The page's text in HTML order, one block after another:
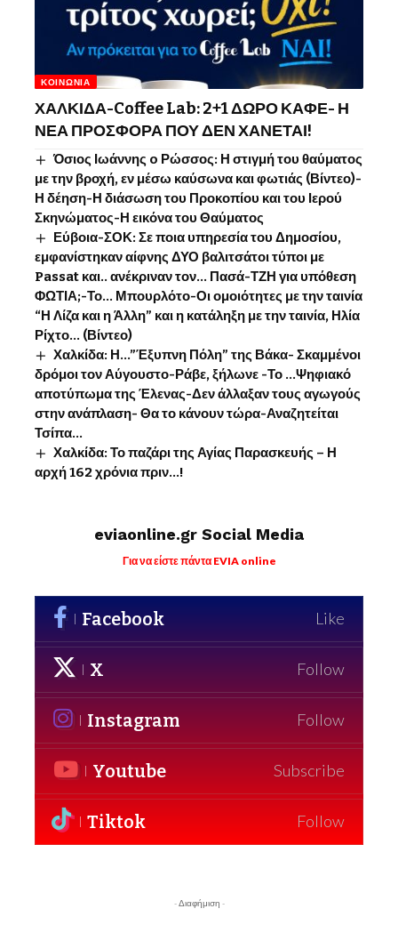
ΚΟΙΝΩΝΊΑ
ΧΑΛΚΙΔΑ-Coffee Lab: 2+1 ΔΩΡΟ ΚΑΦΕ- Η
ΝΕΑ ΠΡΟΣΦΟΡΑ ΠΟΥ ΔΕΝ ΧΑΝΕΤΑΙ!
Όσιος Ιωάννης o Ρώσσος: Η στιγμή του θαύματος
με την βροχή, εν μέσω καύσωνα και φωτιάς (Βίντεο)-
Η δέηση-Η διάσωση του Προκοπίου και του Ιερού
Σκηνώματος-Η εικόνα του Θαύματος
Εύβοια-ΣΟΚ: Σε ποια υπηρεσία του Δημοσίου,
εμφανίστηκαν αίφνης ΔΥΟ βαλιτσάτοι τύποι με
Passat και.. ανέκριναν τον… Πασά-ΤΖΗ για υπόθεση
ΦΩΤΙΑ;-Το… Μπουρλότο-Οι ομοιότητες με την ταινία
“Η Λίζα και η Άλλη” και η κατάληξη με την ταινία, Ηλία
Ρίχτο… (Βίντεο)
Χαλκίδα: Η…”Έξυπνη Πόλη” της Βάκα- Σκαμμένοι
δρόμοι τον Αύγουστο-Ράβε, ξήλωνε -Το …Ψηφιακό
αποτύπωμα της Έλενας-Δεν άλλαξαν τους αγωγούς
στην ανάπλαση- Θα το κάνουν τώρα-Αναζητείται
Τσίπα…
Χαλκίδα: Το παζάρι της Αγίας Παρασκευής – Η
αρχή 162 χρόνια πριν…!
eviaonline.gr Social Media
Για να είστε πάντα EVIA online
Facebook Like
X Follow
Instagram Follow
Youtube Subscribe
Tiktok Follow
- Διαφήμιση -